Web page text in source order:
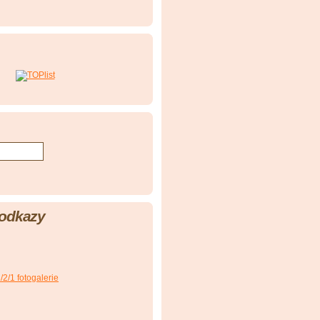
2/1 fotogalerie